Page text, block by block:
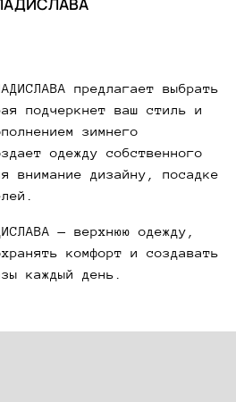
предлагает выбрать
подчеркнет ваш стиль и
зимнего
одежду собственного
внимание дизайну, посадке
— верхнюю одежду,
комфорт и создавать
каждый день.